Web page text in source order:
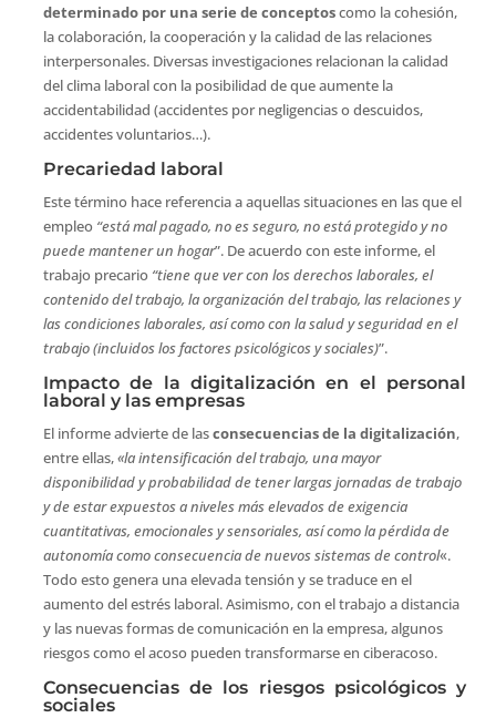
determinado por una serie de conceptoscomo la cohesión,
la colaboración, la cooperación y la calidad de las relaciones
interpersonales. Diversas investigaciones relacionan la calidad
del clima laboral con la posibilidad de que aumente la
accidentabilidad (accidentes por negligencias o descuidos,
accidentes voluntarios…).
Precariedad laboral
Este término hace referencia a aquellas situaciones en las que el
empleo “está mal pagado, no es seguro, no está protegido y no
puede mantener un hogar”. De acuerdo con este informe, el
trabajo precario “tiene que ver con los derechos laborales, el
contenido del trabajo, la organización del trabajo, las relaciones y
las condiciones laborales, así como con la salud y seguridad en el
trabajo (incluidos los factores psicológicos y sociales)”.
Impacto de la digitalización en el personal
laboral y las empresas
El informe advierte de lasconsecuencias de la digitalización,
entre ellas,«la intensificación del trabajo, una mayor
disponibilidad y probabilidad de tener largas jornadas de trabajo
y de estar expuestos a niveles más elevados de exigencia
cuantitativas, emocionales y sensoriales, así como la pérdida de
autonomía como consecuencia de nuevos sistemas de control«.
Todo esto genera una elevada tensión y se traduce en el
aumento del estrés laboral. Asimismo, con el trabajo a distancia
y las nuevas formas de comunicación en la empresa, algunos
riesgos como el acoso pueden transformarse en ciberacoso.
Consecuencias de los riesgos psicológicos y
sociales